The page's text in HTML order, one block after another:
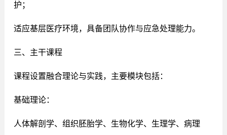
护；
适应基层医疗环境，具备团队协作与应急处理能力。
三、主干课程
课程设置融合理论与实践，主要模块包括：
基础理论：
人体解剖学、组织胚胎学、生物化学、生理学、病理